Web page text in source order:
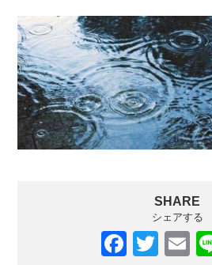
SHARE
シェアする
F
T
E